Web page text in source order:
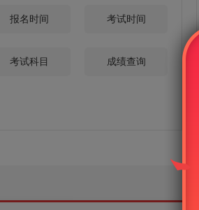
报名时间 考试时间
考试科目 成绩查询